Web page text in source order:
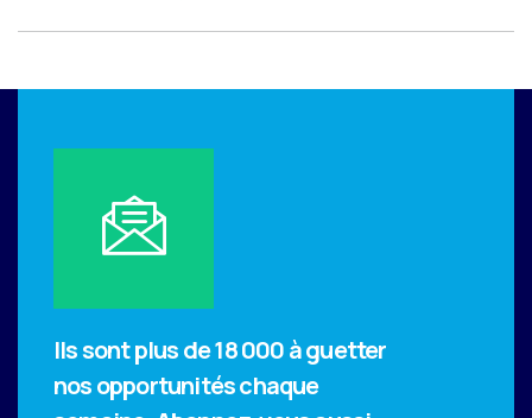
Ils sont plus de 18 000 à guetter
nos opportunités chaque